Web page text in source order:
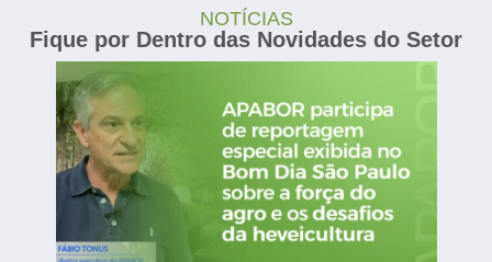
NOTÍCIAS
Fique por Dentro das Novidades do Setor